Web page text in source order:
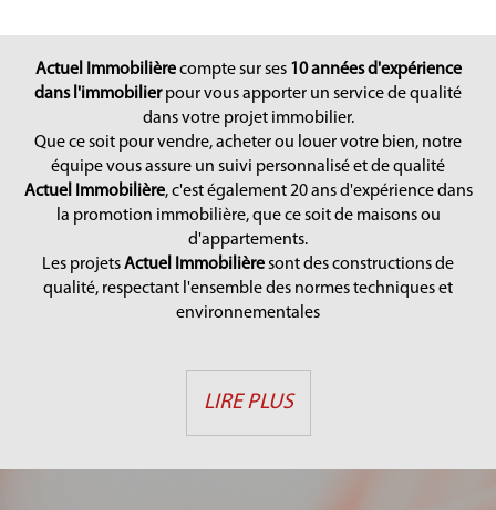
Actuel Immobilièrecompte sur ses 10 années d'expérience
dans l'immobilierpour vous apporter un service de qualité
dans votre projet immobilier.
Que ce soit pour vendre, acheter ou louer votre bien, notre
équipe vous assure un suivi personnalisé et de qualité
Actuel Immobilière, c'est également 20 ans d'expérience dans
la promotion immobilière, que ce soit de maisons ou
d'appartements.
Les projetsActuel Immobilièresont des constructions de
qualité, respectant l'ensemble des normes techniques et
environnementales
LIRE PLUS